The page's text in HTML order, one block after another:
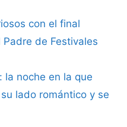
con el final
de Festivales
la noche en la que
lado romántico y se